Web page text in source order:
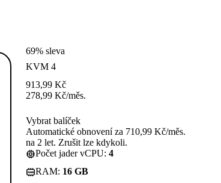
69% sleva
KVM 4
913,99 Kč
278,99 Kč/měs.
Vybrat balíček
Automatické obnovení za 710,99 Kč/měs.
na 2 let. Zrušit lze kdykoli.
Počet jader vCPU: 4
RAM: 16 GB